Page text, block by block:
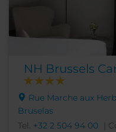
NH Brussels
Rue Marche aux
Bruselas
Tel. +32 2 504 94 00
|